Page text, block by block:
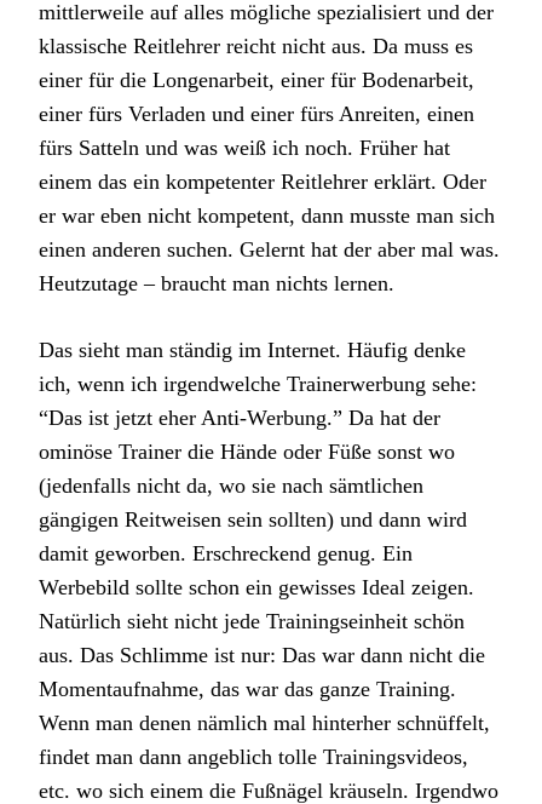
mittlerweile auf alles mögliche spezialisiert und der
klassische Reitlehrer reicht nicht aus. Da muss es
einer für die Longenarbeit, einer für Bodenarbeit,
einer fürs Verladen und einer fürs Anreiten, einen
fürs Satteln und was weiß ich noch. Früher hat
einem das ein kompetenter Reitlehrer erklärt. Oder
er war eben nicht kompetent, dann musste man sich
einen anderen suchen. Gelernt hat der aber mal was.
Heutzutage – braucht man nichts lernen.
Das sieht man ständig im Internet. Häufig denke
ich, wenn ich irgendwelche Trainerwerbung sehe:
“Das ist jetzt eher Anti-Werbung.” Da hat der
ominöse Trainer die Hände oder Füße sonst wo
(jedenfalls nicht da, wo sie nach sämtlichen
gängigen Reitweisen sein sollten) und dann wird
damit geworben. Erschreckend genug. Ein
Werbebild sollte schon ein gewisses Ideal zeigen.
Natürlich sieht nicht jede Trainingseinheit schön
aus. Das Schlimme ist nur: Das war dann nicht die
Momentaufnahme, das war das ganze Training.
Wenn man denen nämlich mal hinterher schnüffelt,
findet man dann angeblich tolle Trainingsvideos,
etc. wo sich einem die Fußnägel kräuseln. Irgendwo